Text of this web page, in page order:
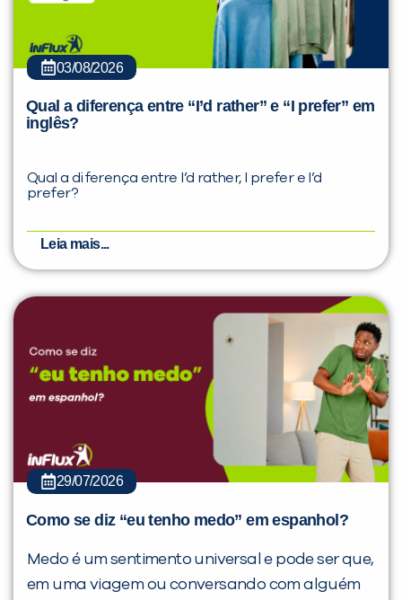
03/08/2026
Qual a diferença entre “I’d rather” e “I prefer” em
inglês?
Qual a diferença entre I’d rather, I prefer e I’d
prefer?
Leia mais...
29/07/2026
Como se diz “eu tenho medo” em espanhol?
Medo é um sentimento universal e pode ser que,
em uma viagem ou conversando com alguém